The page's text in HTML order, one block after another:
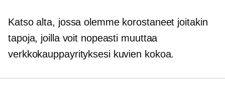
Katso alta, jossa olemme korostaneet joitakin
tapoja, joilla voit nopeasti muuttaa
verkkokauppayrityksesi kuvien kokoa.